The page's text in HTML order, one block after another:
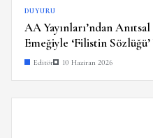
DUYURU
AA Yayınları’ndan
Emeğiyle ‘Filistin Sözlüğü’
Editör 10 Haziran 2026